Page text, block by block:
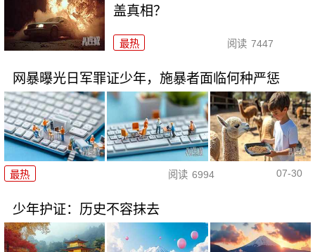
盖真相？
最热 阅读 7447
网暴曝光日军罪证少年，施暴者面临何种严惩
最热 阅读 6994 07-30
少年护证：历史不容抹去